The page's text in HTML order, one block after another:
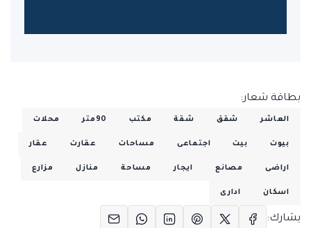
بطاقة شعار:
العاشر شقق شقة مكتب 90متر محلات
بيوت بيت اجتماعى مساحات عقارت عقار
اراضى مصانع ايجار مساحة منازل مزارع
اسكان ادارى
يشارك: